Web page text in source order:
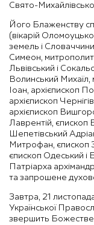
Свято-
Його Блаженству
(вікарій
земель і
Симеон,
Львівський і
Волинський Михаїл,
Іоан, архієпископ
архієпископ
архієпископ
Лаврентій, єпископ
Шепетівський
Митрофан, єпископ
єпископ Одеський і
Патріарха
та запрошене
Завтра, 21
Української
звершить